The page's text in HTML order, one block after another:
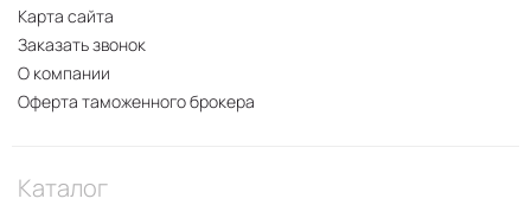
Карта сайта
Заказать звонок
О компании
Оферта таможенного брокера
Каталог